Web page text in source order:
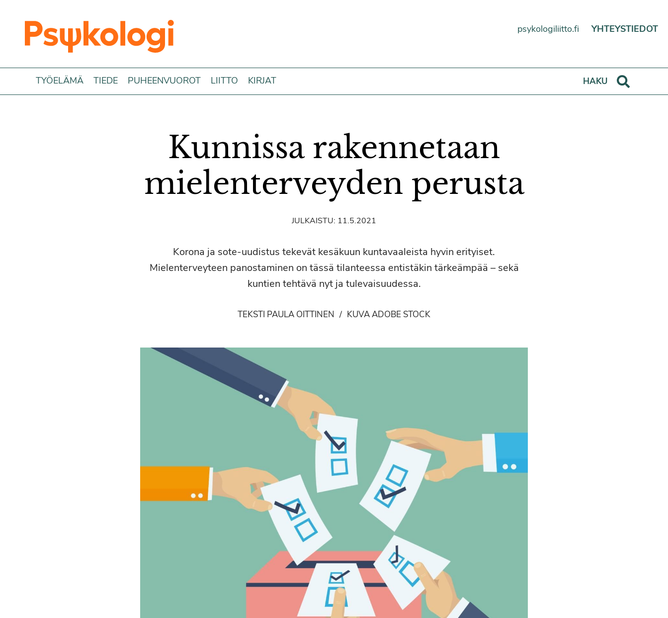
psykologiliitto.fi
YHTEYSTIEDOT
TYÖELÄMÄ TIEDE PUHEENVUOROT LIITTO KIRJAT
HAKU
Kunnissa rakennetaan
mielenterveyden perusta
JULKAISTU: 11.5.2021
Korona ja sote-uudistus tekevät kesäkuun kuntavaaleista hyvin erityiset.
Mielenterveyteen panostaminen on tässä tilanteessa entistäkin tärkeämpää – sekä
kuntien tehtävä nyt ja tulevaisuudessa.
TEKSTI PAULA OITTINEN / KUVA ADOBE STOCK